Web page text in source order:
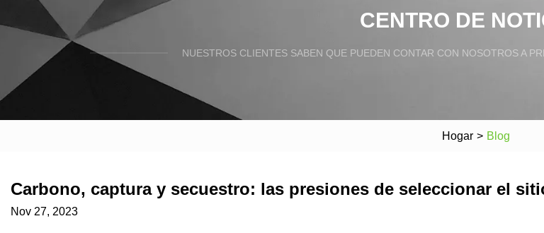
CENTRO DE
NUESTROS CLIENTES SABEN QUE PUEDEN CONTAR CON NOSOTROS A
Hogar > Blog
Carbono, captura y secuestro: las presiones de seleccionar el
Nov 27, 2023